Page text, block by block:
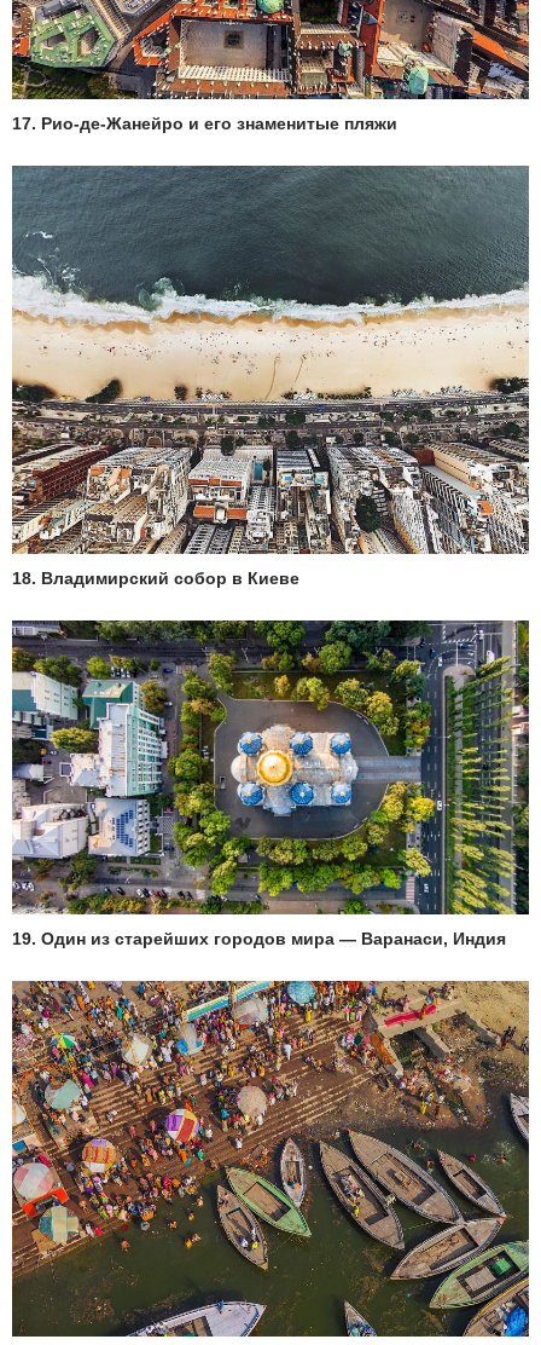
17. Рио-де-Жанейро и его знаменитые пляжи
18. Владимирский собор в Киеве
19. Один из старейших городов мира — Варанаси, Индия